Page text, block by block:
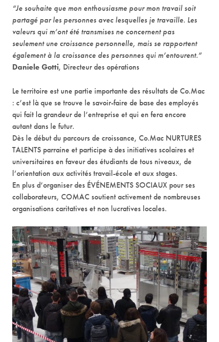
“Je souhaite que mon enthousiasme pour mon travail soit
partagé par les personnes avec lesquelles je travaille. Les
valeurs qui m’ont été transmises ne concernent pas
seulement une croissance personnelle, mais se rapportent
également à la croissance des personnes qui m’entourent.”
Daniele Gotti, Directeur des opérations
Le territoire est une partie importante des résultats de Co.Mac
: c’est là que se trouve le savoir-faire de base des employés
qui fait la grandeur de l’entreprise et qui en fera encore
autant dans le futur.
Dès le début du parcours de croissance, Co.Mac NURTURES
TALENTS parraine et participe à des initiatives scolaires et
universitaires en faveur des étudiants de tous niveaux, de
l’orientation aux activités travail-école et aux stages.
En plus d’organiser des ÉVÉNEMENTS SOCIAUX pour ses
collaborateurs, COMAC soutient activement de nombreuses
organisations caritatives et non lucratives locales.